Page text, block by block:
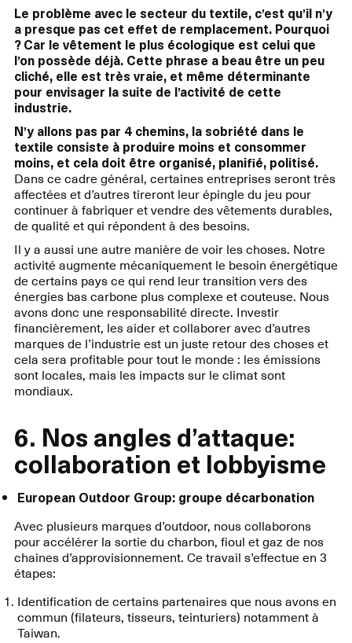
Le problème avec le secteur du textile, c’est qu’il n’y
a presque pas cet effet de remplacement. Pourquoi
? Car le vêtement le plus écologique est celui que
l’on possède déjà. Cette phrase a beau être un peu
cliché, elle est très vraie, et même déterminante
pour envisager la suite de l’activité de cette
industrie.
N’y allons pas par 4 chemins, la sobriété dans le
textile consiste à produire moins et consommer
moins, et cela doit être organisé, planifié, politisé.
Dans ce cadre général, certaines entreprises seront très
affectées et d’autres tireront leur épingle du jeu pour
continuer à fabriquer et vendre des vêtements durables,
de qualité et qui répondent à des besoins.
Il y a aussi une autre manière de voir les choses. Notre
activité augmente mécaniquement le besoin énergétique
de certains pays ce qui rend leur transition vers des
énergies bas carbone plus complexe et couteuse. Nous
avons donc une responsabilité directe. Investir
financièrement, les aider et collaborer avec d’autres
marques de l’industrie est un juste retour des choses et
cela sera profitable pour tout le monde : les émissions
sont locales, mais les impacts sur le climat sont
mondiaux.
6. Nos angles d’attaque:
collaboration et lobbyisme
European Outdoor Group: groupe décarbonation
Avec plusieurs marques d’outdoor, nous collaborons
pour accélérer la sortie du charbon, fioul et gaz de nos
chaines d’approvisionnement. Ce travail s’effectue en 3
étapes:
Identification de certains partenaires que nous avons en
commun (filateurs, tisseurs, teinturiers) notamment à
Taiwan.